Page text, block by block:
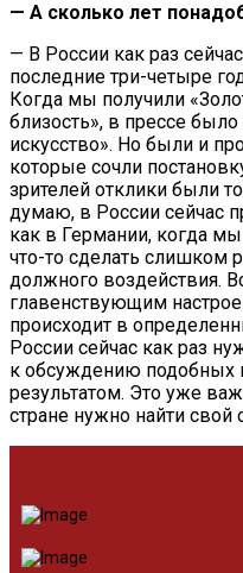
— А сколько лет
— В России как раз
последние три-четыре
Когда мы получили
близость», в прессе
искусство». Но были и
которые сочли
зрителей отклики были
думаю, в России сейчас
как в Германии, когда мы
что-то сделать слишком
должного воздействия.
главенствующим
происходит в
России сейчас как раз
к обсуждению подобных
результатом. Это уже
стране нужно найти свой